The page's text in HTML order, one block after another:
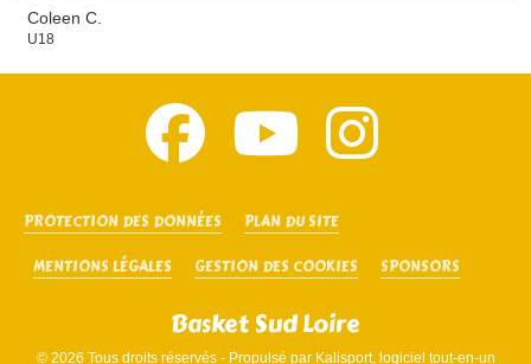
Coleen C.
U18
PROTECTION DES DONNÉES PLAN DU SITE
MENTIONS LÉGALES GESTION DES COOKIES SPONSORS
Basket Sud Loire
© 2026 Tous droits réservés - Propulsé par Kalisport, logiciel tout-en-un